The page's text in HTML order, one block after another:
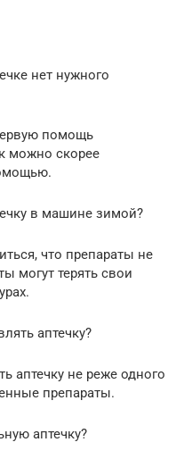
нет нужного
помощь
можно скорее
в машине зимой?
что препараты не
могут терять свои
аптечку?
аптечку не реже одного
препараты.
аптечку?